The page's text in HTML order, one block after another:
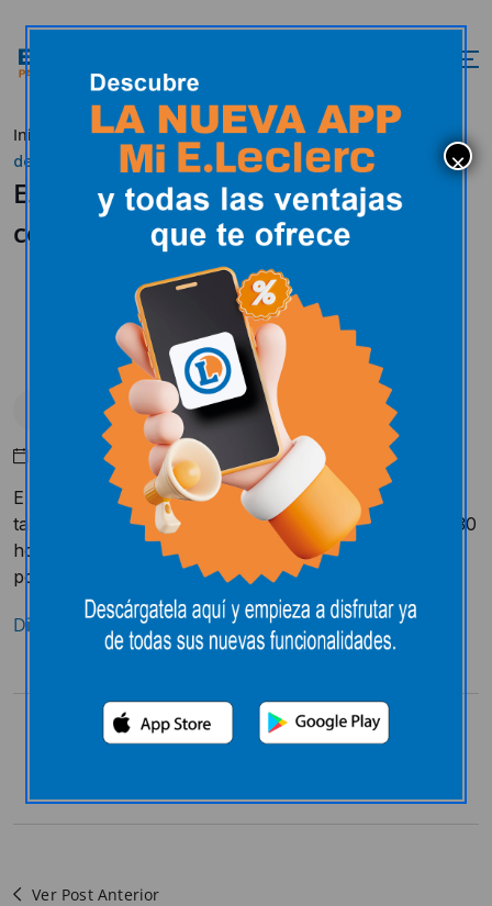
Inicio Actualidad Uncategorized
E.Leclerc se viste
de rojo para celebrar San Valentín
E.Leclerc se viste de rojo para
celebrar San Valentín
Uncategorized
Mayo 10, 2016
E.Leclerc celebra este viernes San Valentín con una
tarta gigante en forma de corazón. A partir de las 18.30
horas y hasta las 20.00 horas, más de mil golosos
podrán disfrutar de una porción de este postre.
Diario de Navarra
Ver Post Anterior